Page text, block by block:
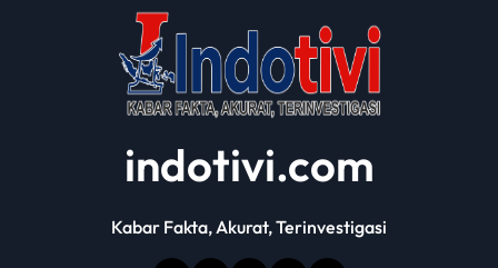
indotivi.com
Kabar Fakta, Akurat, Terinvestigasi